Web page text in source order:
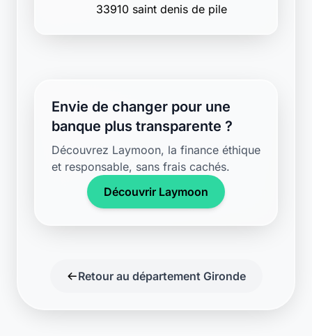
33910 saint denis de pile
Envie de changer pour une
banque plus transparente ?
Découvrez Laymoon, la finance éthique
et responsable, sans frais cachés.
Découvrir Laymoon
Retour au département Gironde